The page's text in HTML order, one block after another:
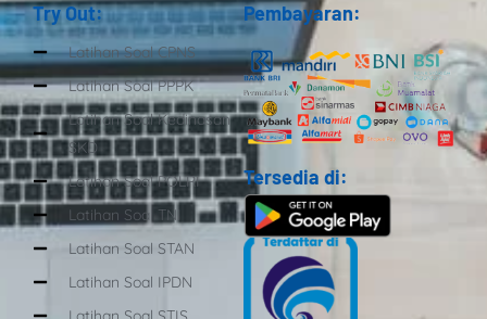
Try Out:
Latihan Soal CPNS
Latihan Soal PPPK
Latihan Soal Kedinasan
SKD
Latihan Soal POLRI
Latihan Soal TNI
Latihan Soal STAN
Latihan Soal IPDN
Pembayaran:
Tersedia di: